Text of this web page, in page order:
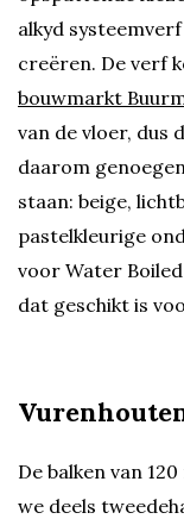
alkyd
creëren. De verf
bouwmarkt
van de vloer, dus
daarom
staan: beige,
pastelkleurige
voor Water
dat geschikt is
De balken van
we deels